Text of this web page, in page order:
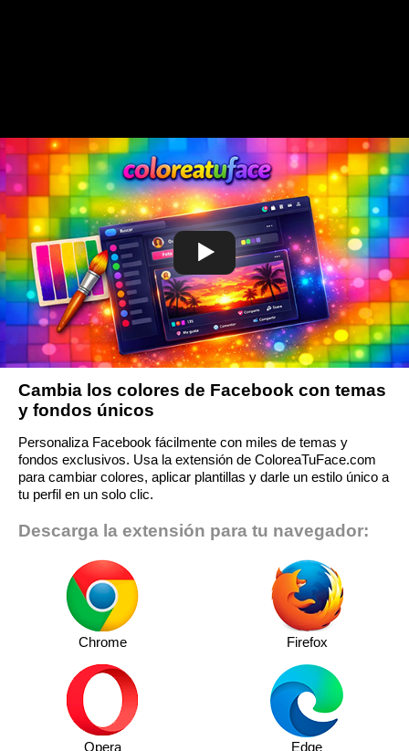
Cambia los colores de Facebook con temas
y fondos únicos
Personaliza Facebook fácilmente con miles de temas y
fondos exclusivos. Usa la extensión de ColoreaTuFace.com
para cambiar colores, aplicar plantillas y darle un estilo único a
tu perfil en un solo clic.
Descarga la extensión para tu navegador:
Chrome Firefox
Opera Edge